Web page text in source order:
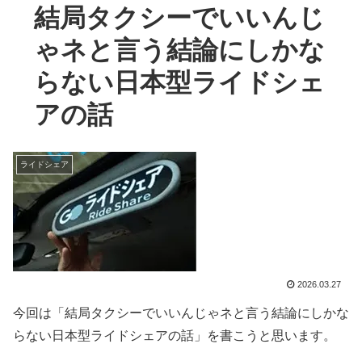
結局タクシーでいいんじ
ゃネと言う結論にしかな
らない日本型ライドシェ
アの話
ライドシェア
2026.03.27
今回は「結局タクシーでいいんじゃネと言う結論にしかな
らない日本型ライドシェアの話」を書こうと思います。